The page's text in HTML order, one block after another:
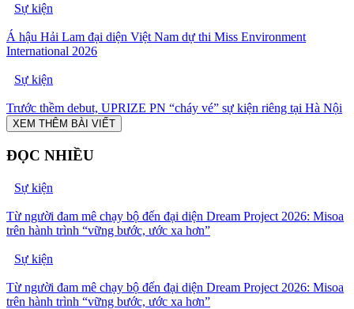
Sự kiện
Á hậu Hải Lam đại diện Việt Nam dự thi Miss Environment
International 2026
Sự kiện
Trước thềm debut, UPRIZE PN “cháy vé” sự kiện riêng tại Hà Nội
XEM THÊM BÀI VIẾT
ĐỌC NHIỀU
Sự kiện
Từ người đam mê chạy bộ đến đại diện Dream Project 2026: Misoa
trên hành trình “vững bước, ước xa hơn”
Sự kiện
Từ người đam mê chạy bộ đến đại diện Dream Project 2026: Misoa
trên hành trình “vững bước, ước xa hơn”